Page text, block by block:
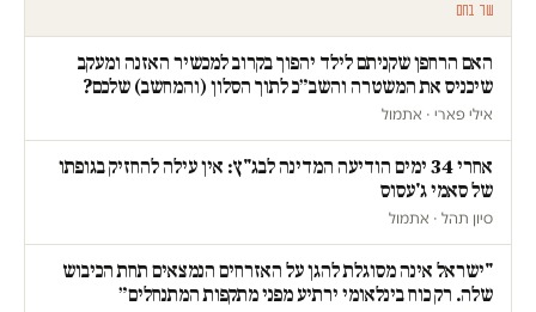
עוד בחם
האם הרחפן שקניתם לילד יהפוך בקרוב למכשיר האזנה ומעקב
שיכניס את המשטרה והשב״כ לתוך הסלון (והמחשב) שלכם?
אילי פארי · אתמול
אחרי 34 ימים הודיעה המדינה לבג"ץ: אין עילה להחזיק בגופתו
של סאמי ג'עסוס
סיון תהל · אתמול
"ישראל אינה מסוגלת להגן על האזרחים הנמצאים תחת הכיבוש
שלה. רק כוח בינלאומי ירתיע מפני מתקפות המתנחלים״